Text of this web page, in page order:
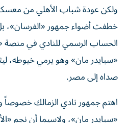
ولكن عودة شباب الأهلي من
خطفت أضواء جمهور «الفرسان»،
الحساب الرسمي للنادي في
«سبايدر مان» وهو يرمي خيوطه،
صداه إلى مصر.
اهتم جمهور نادي الزمالك